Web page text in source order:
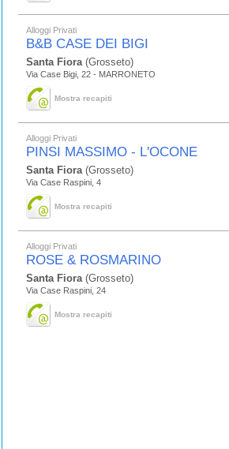
Alloggi Privati
B&B CASE DEI BIGI
Santa Fiora(Grosseto)
Via Case Bigi, 22 - MARRONETO
Mostra recapiti
Alloggi Privati
PINSI MASSIMO - L'OCONE
Santa Fiora(Grosseto)
Via Case Raspini, 4
Mostra recapiti
Alloggi Privati
ROSE & ROSMARINO
Santa Fiora(Grosseto)
Via Case Raspini, 24
Mostra recapiti